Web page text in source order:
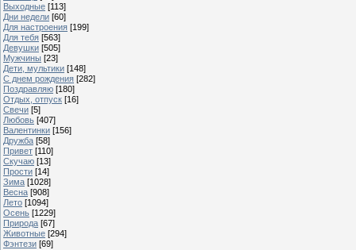
Выходные [113]
Дни недели [60]
Для настроения [199]
Для тебя [563]
Девушки [505]
Мужчины [23]
Дети, мультики [148]
С днем рождения [282]
Поздравляю [180]
Отдых, отпуск [16]
Свечи [5]
Любовь [407]
Валентинки [156]
Дружба [58]
Привет [110]
Скучаю [13]
Прости [14]
Зима [1028]
Весна [908]
Лето [1094]
Осень [1229]
Природа [67]
Животные [294]
Фэнтези [69]